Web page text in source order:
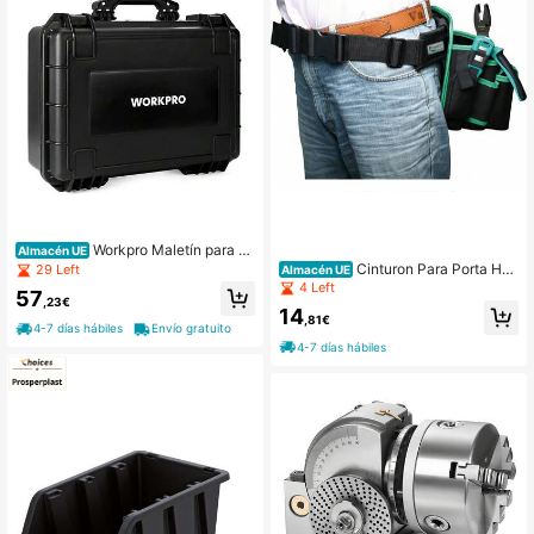
Almacén UE Workpro Maletín para H
erramientas Plástico Duro 46,5 x 36
x 17,5 cm
29 Left
57 ,23€
4-7 días hábiles
Envío gratuito
Almacén UE Cinturon Para Porta Her
ramientas Acolchado Bag115
4 Left
14 ,81€
4-7 días hábiles